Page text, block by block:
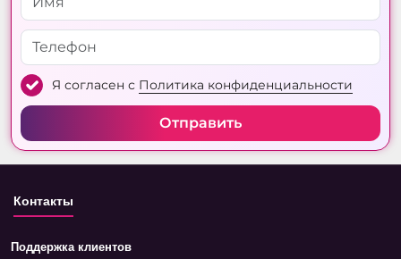
Я согласен с Политика конфиденциальности
Отправить
Контакты
Поддержка клиентов